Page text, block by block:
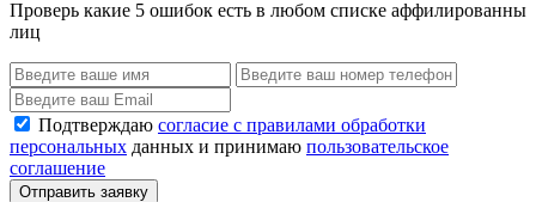
Проверь какие 5 ошибок есть в любом списке аффилированны
лиц
Подтверждаю согласие с правилами обработки
персональных данных и принимаю пользовательское
соглашение
Отправить заявку